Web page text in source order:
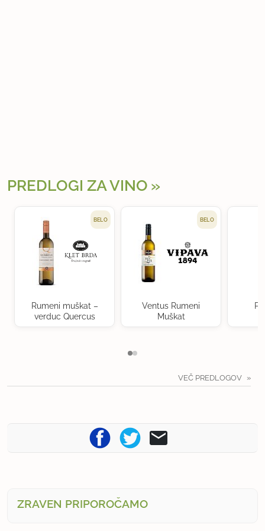
PREDLOGI ZA VINO
BELO
Rumeni muškat –
verduc Quercus
BELO
Ventus Rumeni
Muškat
VEČ PREDLOGOV
ZRAVEN PRIPOROČAMO